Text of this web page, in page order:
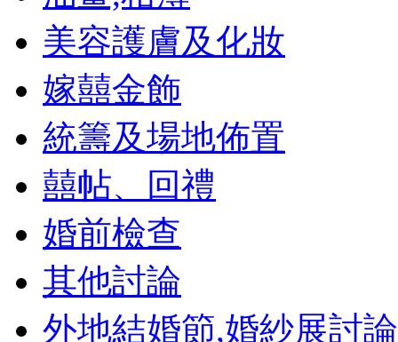
美容護膚及化妝
嫁囍金飾
統籌及場地佈置
囍帖、回禮
婚前檢查
其他討論
外地結婚節,婚紗展討論